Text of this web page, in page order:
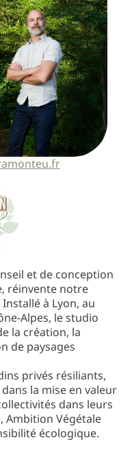
et de conception
réinvente notre
à Lyon, au
Alpes, le studio
la création, la
de paysages
privés résiliants,
la mise en valeur
dans leurs
Ambition Végétale
écologique.